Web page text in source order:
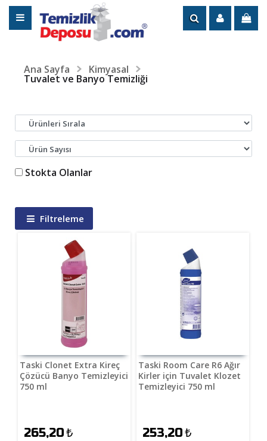
Ana Sayfa Kimyasal
Tuvalet ve Banyo Temizliği
Stokta Olanlar
Filtreleme
Taski Clonet Extra Kireç
Çözücü Banyo Temizleyici
750 ml
265,20₺
Taski Room Care R6 Ağır
Kirler için Tuvalet Klozet
Temizleyici 750 ml
253,20₺